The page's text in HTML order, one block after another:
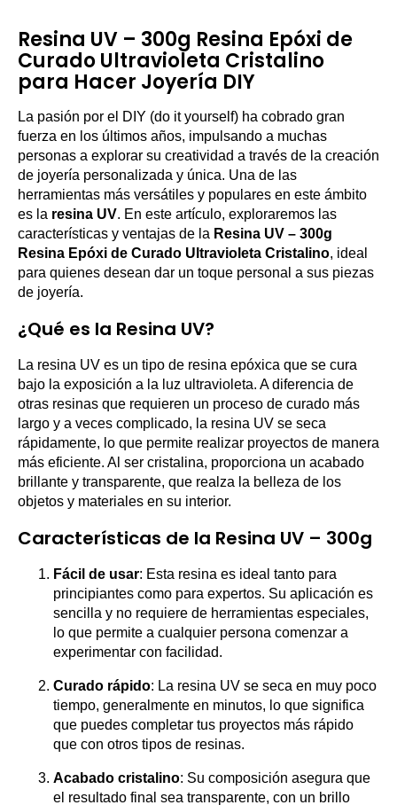
Resina UV – 300g Resina Epóxi de
Curado Ultravioleta Cristalino
para Hacer Joyería DIY
La pasión por el DIY (do it yourself) ha cobrado gran
fuerza en los últimos años, impulsando a muchas
personas a explorar su creatividad a través de la creación
de joyería personalizada y única. Una de las
herramientas más versátiles y populares en este ámbito
es la resina UV. En este artículo, exploraremos las
características y ventajas de la Resina UV – 300g
Resina Epóxi de Curado Ultravioleta Cristalino, ideal
para quienes desean dar un toque personal a sus piezas
de joyería.
¿Qué es la Resina UV?
La resina UV es un tipo de resina epóxica que se cura
bajo la exposición a la luz ultravioleta. A diferencia de
otras resinas que requieren un proceso de curado más
largo y a veces complicado, la resina UV se seca
rápidamente, lo que permite realizar proyectos de manera
más eficiente. Al ser cristalina, proporciona un acabado
brillante y transparente, que realza la belleza de los
objetos y materiales en su interior.
Características de la Resina UV – 300g
Fácil de usar: Esta resina es ideal tanto para
principiantes como para expertos. Su aplicación es
sencilla y no requiere de herramientas especiales,
lo que permite a cualquier persona comenzar a
experimentar con facilidad.
Curado rápido: La resina UV se seca en muy poco
tiempo, generalmente en minutos, lo que significa
que puedes completar tus proyectos más rápido
que con otros tipos de resinas.
Acabado cristalino: Su composición asegura que
el resultado final sea transparente, con un brillo